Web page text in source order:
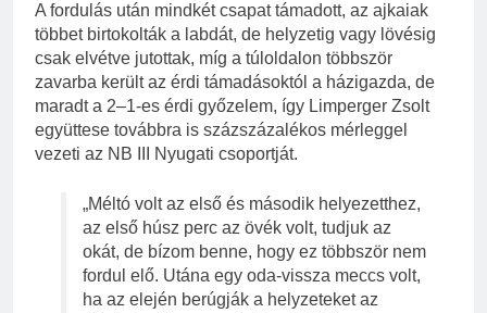
A fordulás után mindkét csapat támadott, az ajkaiak
többet birtokolták a labdát, de helyzetig vagy lövésig
csak elvétve jutottak, míg a túloldalon többször
zavarba került az érdi támadásoktól a házigazda, de
maradt a 2–1-es érdi győzelem, így Limperger Zsolt
együttese továbbra is százszázalékos mérleggel
vezeti az NB III Nyugati csoportját.
„Méltó volt az első és második helyezetthez,
az első húsz perc az övék volt, tudjuk az
okát, de bízom benne, hogy ez többször nem
fordul elő. Utána egy oda-vissza meccs volt,
ha az elején berúgják a helyzeteket az